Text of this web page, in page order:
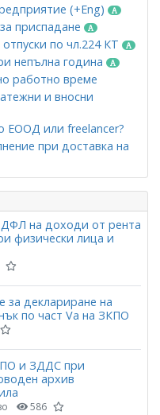
(+Eng)
приспадане
по чл.224 КТ
непълна година
работно време
и вносни
ЕООД или freelancer?
при доставка на
на доходи от рента
физически лица и
за деклариране на
по част Vа на ЗКПО
и ЗДДС при
архив
586